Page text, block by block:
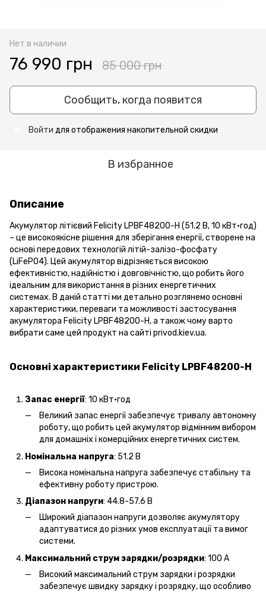
Нет в наличии
76 990 грн 85 000 грн
Сообщить, когда появится
Войти для отображения накопительной скидки
В избранное
Описание
Акумулятор літієвий Felicity LPBF48200-H (51.2 В, 10 кВт·год)
– це високоякісне рішення для зберігання енергії, створене на
основі передових технологій літій-залізо-фосфату
(LiFePO4). Цей акумулятор відрізняється високою
ефективністю, надійністю і довговічністю, що робить його
ідеальним для використання в різних енергетичних
системах. В даній статті ми детально розглянемо основні
характеристики, переваги та можливості застосування
акумулятора Felicity LPBF48200-H, а також чому варто
вибрати саме цей продукт на сайті privod.kiev.ua.
Основні характеристики Felicity LPBF48200-H
Запас енергії: 10 кВт·год
Великий запас енергії забезпечує тривалу автономну
роботу, що робить цей акумулятор відмінним вибором
для домашніх і комерційних енергетичних систем.
Номінальна напруга: 51.2 В
Висока номінальна напруга забезпечує стабільну та
ефективну роботу пристрою.
Діапазон напруги: 44.8-57.6 В
Широкий діапазон напруги дозволяє акумулятору
адаптуватися до різних умов експлуатації та вимог
системи.
Максимальний струм зарядки/розрядки: 100 А
Високий максимальний струм зарядки і розрядки
забезпечує швидку зарядку і розрядку, що особливо